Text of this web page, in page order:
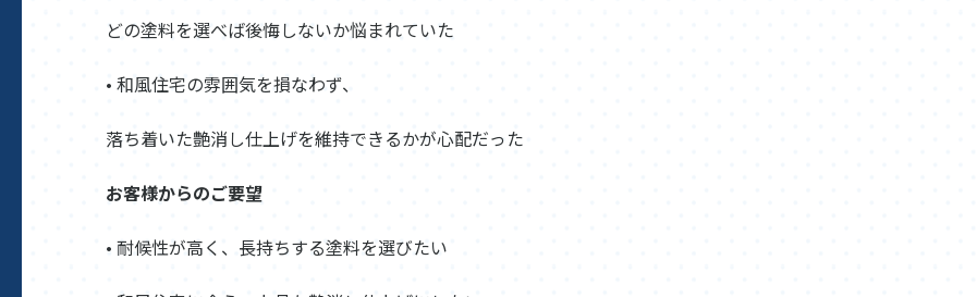
どの塗料を選べば後悔しないか悩まれていた
• 和風住宅の雰囲気を損なわず、
落ち着いた艶消し仕上げを維持できるかが心配だった
お客様からのご要望
• 耐候性が高く、長持ちする塗料を選びたい